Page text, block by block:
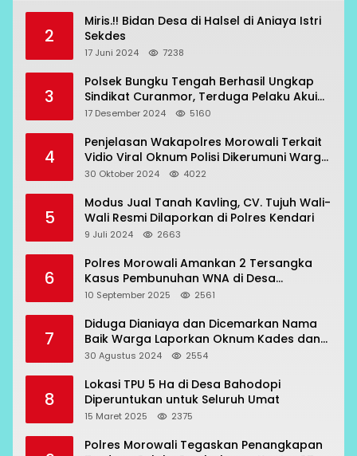
2
Miris.!! Bidan Desa di Halsel di Aniaya Istri
Sekdes
17 Juni 2024 7238
3
Polsek Bungku Tengah Berhasil Ungkap
Sindikat Curanmor, Terduga Pelaku Akui
Beraksi di 7 Lokasi
17 Desember 2024 5160
4
Penjelasan Wakapolres Morowali Terkait
Vidio Viral Oknum Polisi Dikerumuni Warga
Bahodopi
30 Oktober 2024 4022
5
Modus Jual Tanah Kavling, CV. Tujuh Wali-
Wali Resmi Dilaporkan di Polres Kendari
9 Juli 2024 2663
6
Polres Morowali Amankan 2 Tersangka
Kasus Pembunuhan WNA di Desa
Topogaro
10 September 2025 2561
7
Diduga Dianiaya dan Dicemarkan Nama
Baik Warga Laporkan Oknum Kades dan
Oknum Polisi
30 Agustus 2024 2554
8
Lokasi TPU 5 Ha di Desa Bahodopi
Diperuntukan untuk Seluruh Umat
15 Maret 2025 2375
Polres Morowali Tegaskan Penangkapan